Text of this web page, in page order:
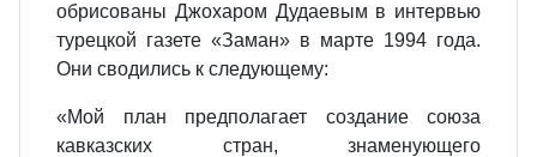
обрисованы Джохаром Дудаевым в интервью
турецкой газете «Заман» в марте 1994 года.
Они сводились к следующему:
«Мой план предполагает создание союза
кавказских стран, знаменующего